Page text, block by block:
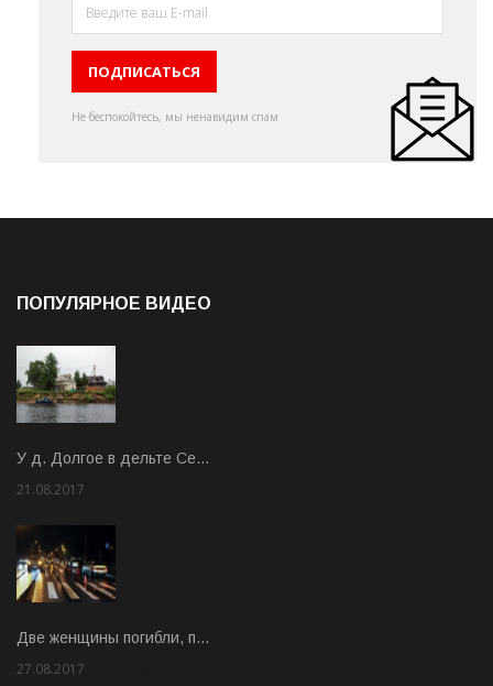
Не беспокойтесь, мы ненавидим спам
ПОПУЛЯРНОЕ ВИДЕО
У д. Долгое в дельте Се…
21.08.2017
Две женщины погибли, п…
27.08.2017